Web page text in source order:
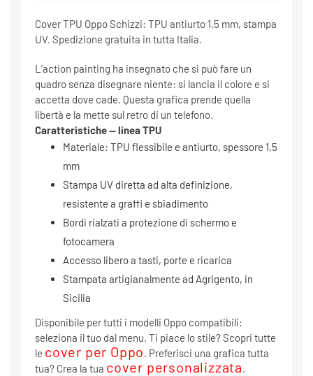
Cover TPU Oppo Schizzi: TPU antiurto 1,5 mm, stampa
UV. Spedizione gratuita in tutta Italia.
L’action painting ha insegnato che si può fare un
quadro senza disegnare niente: si lancia il colore e si
accetta dove cade. Questa grafica prende quella
libertà e la mette sul retro di un telefono.
Caratteristiche — linea TPU
Materiale: TPU flessibile e antiurto, spessore 1,5
mm
Stampa UV diretta ad alta definizione,
resistente a graffi e sbiadimento
Bordi rialzati a protezione di schermo e
fotocamera
Accesso libero a tasti, porte e ricarica
Stampata artigianalmente ad Agrigento, in
Sicilia
Disponibile per tutti i modelli Oppo compatibili:
seleziona il tuo dal menu. Ti piace lo stile? Scopri tutte
le cover per Oppo. Preferisci una grafica tutta
tua? Crea la tua cover personalizzata.